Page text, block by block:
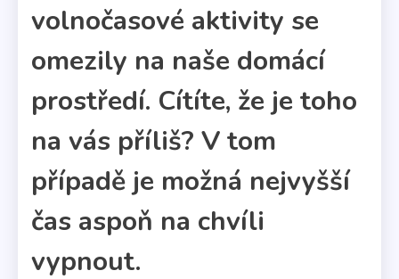
volnočasové aktivity se
omezily na naše domácí
prostředí. Cítíte, že je toho
na vás příliš? V tom
případě je možná nejvyšší
čas aspoň na chvíli
vypnout.